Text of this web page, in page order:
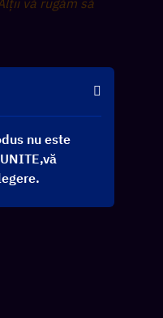
nu este
vă rugăm să